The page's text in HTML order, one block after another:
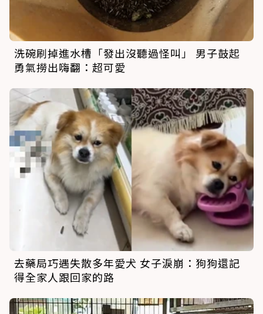
洗碗刷掉進水槽「發出沒聽過怪叫」 男子鼓起
勇氣撈出嗨翻：超可愛
去藥局巧遇失散多年愛犬 女子淚崩：狗狗還記
得全家人跟回家的路